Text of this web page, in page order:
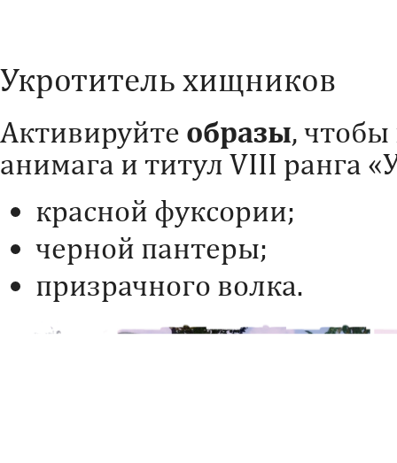
Укротитель хищников
Активируйте образы,
анимага и титул VIII ранга
красной фуксории;
черной пантеры;
призрачного волка.